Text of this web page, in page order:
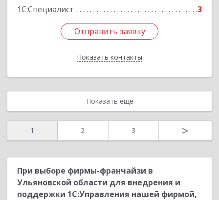
1С:Специалист
3
Отправить заявку
Показать контакты
Отправить заявку
Назад
Показать еще
1 2 3 >
При выборе фирмы-франчайзи в
Ульяновской области для внедрения и
поддержки 1С:Управления нашей фирмой,